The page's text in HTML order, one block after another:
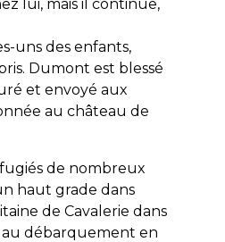
lui, mais il continue,
uns des enfants,
Dumont est blessé
et envoyé aux
au château de
de nombreux
haut grade dans
de Cavalerie dans
débarquement en